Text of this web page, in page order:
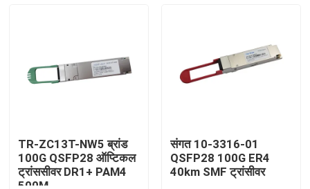
TR-ZC13T-NW5 ब्रांड
100G QSFP28 ऑप्टिकल
ट्रांससीवर DR1+ PAM4
500M
संगत 10-3316-01
QSFP28 100G ER4
40km SMF ट्रांसीवर